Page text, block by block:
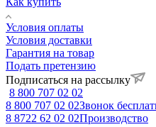
Условия оплаты
Условия доставки
Гарантия на товар
Подать претензию
Подписаться на рассылку
8 800 707 02 02
8 800 707 02 02Звонок
8 8722 62 02 02Производство